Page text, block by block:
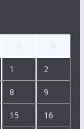
1 2
8 9
15 16